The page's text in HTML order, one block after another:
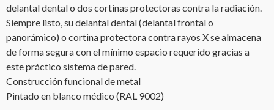
delantal dental o dos cortinas protectoras contra la radiación.
Siempre listo, su delantal dental (delantal frontal o
panorámico) o cortina protectora contra rayos X se almacena
de forma segura con el mínimo espacio requerido gracias a
este práctico sistema de pared.
Construcción funcional de metal
Pintado en blanco médico (RAL 9002)